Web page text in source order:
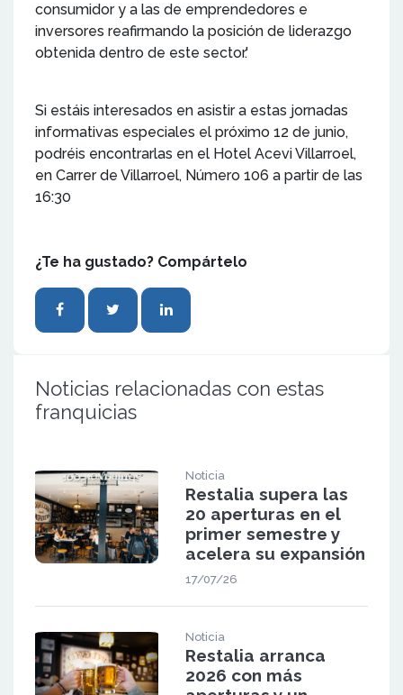
consumidor y a las de emprendedores e
inversores reafirmando la posición de liderazgo
obtenida dentro de este sector.'
Si estáis interesados en asistir a estas jornadas
informativas especiales el próximo 12 de junio,
podréis encontrarlas en el Hotel Acevi Villarroel,
en Carrer de Villarroel, Número 106 a partir de las
16:30
¿Te ha gustado? Compártelo
Noticias relacionadas con estas
franquicias
Noticia
Restalia supera las
20 aperturas en el
primer semestre y
acelera su expansión
17/07/26
Noticia
Restalia arranca
2026 con más